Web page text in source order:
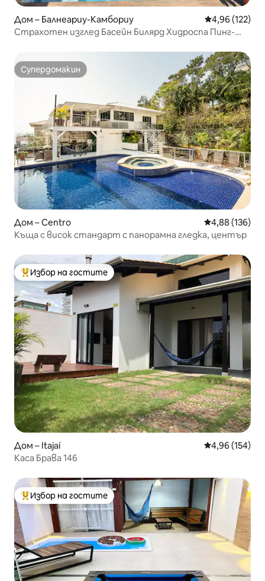
Дом – Балнеариу-Камбориу Средна
4,96 (122)
Страхотен изглед Басейн Билярд Хидроспа Пинг-
Супердомакин
Супердомакин
Дом – Centro Средна
4,88 (136)
Къща с висок стандарт с панорамна гледка, център
Най-популярен избор на гостите
Избор на гостите
Дом – Itajaí Средна
4,96 (154)
Каса Брава 146
Най-популярен избор на гостите
Избор на гостите